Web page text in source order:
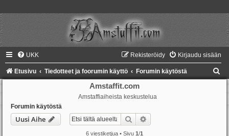
UKK Kirjaudu sisään
Rekisteröidy
Etusivu Tiedotteet ja foorumin käyttö Forumin käytöstä
Amstaffit.com
Amstaffiaiheista keskustelua
Forumin käytöstä
Uusi Aihe Etsi
6 viestiketjua • Sivu 1/1